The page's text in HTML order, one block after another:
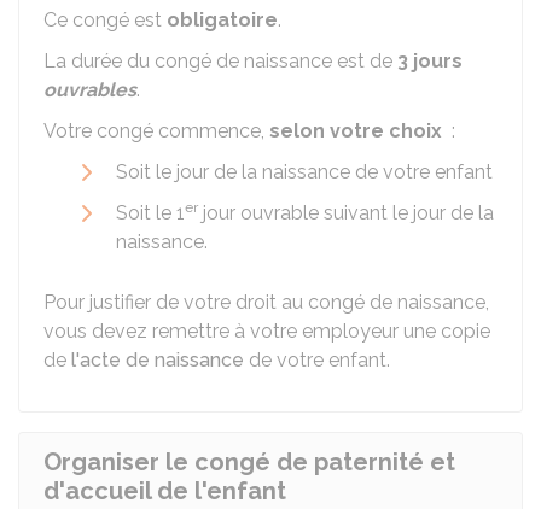
Ce congé est obligatoire.
La durée du congé de naissance est de 3 jours
ouvrables.
Votre congé commence, selon votre choix :
Soit le jour de la naissance de votre enfant
Soit le 1er jour ouvrable suivant le jour de la
naissance.
Pour justifier de votre droit au congé de naissance,
vous devez remettre à votre employeur une copie
de l'acte de naissance de votre enfant.
Organiser le congé de paternité et
d'accueil de l'enfant